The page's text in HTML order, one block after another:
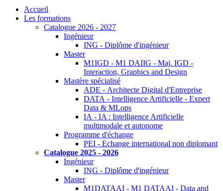
Accueil
Les formations
Catalogue 2026 - 2027
Ingénieur
ING - Diplôme d'ingénieur
Master
M1IGD - M1 DAIIG - Maj. IGD -
Interaction, Graphics and Design
Mastère spécialisé
ADE - Architecte Digital d'Entreprise
DATA - Intelligence Artificielle - Expert
Data & MLops
IA - IA : Intelligence Artificielle
multimodale et autonome
Programme d'échange
PEI - Echange international non diplomant
Catalogue 2025 - 2026
Ingénieur
ING - Diplôme d'ingénieur
Master
M1DATAAI - M1 DATAAI - Data and